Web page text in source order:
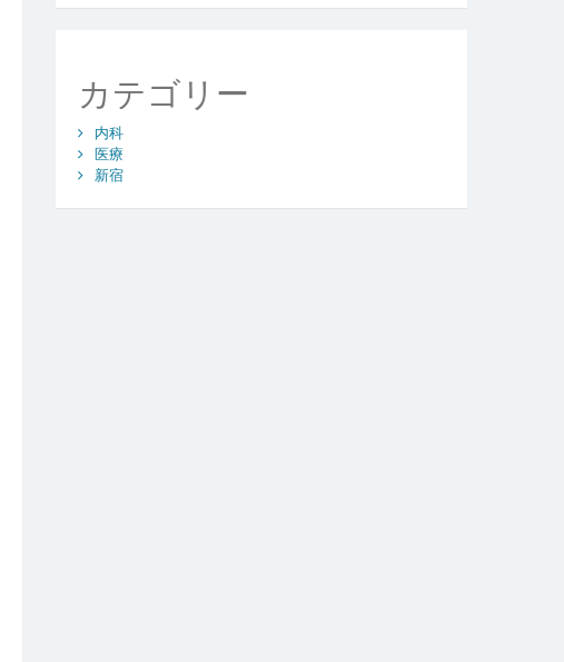
カテゴリー
内科
医療
新宿